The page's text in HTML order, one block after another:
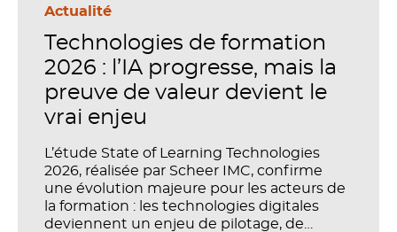
Actualité
Technologies de formation
2026 : l’IA progresse, mais la
preuve de valeur devient le
vrai enjeu
L’étude State of Learning Technologies
2026, réalisée par Scheer IMC, confirme
une évolution majeure pour les acteurs de
la formation : les technologies digitales
deviennent un enjeu de pilotage, de